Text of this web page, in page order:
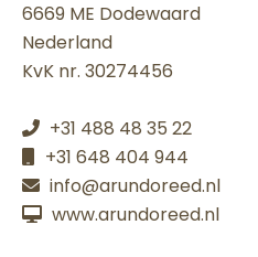
6669 ME Dodewaard
Nederland
KvK nr. 30274456
+31 488 48 35 22
+31 648 404 944
info@arundoreed.nl
www.arundoreed.nl